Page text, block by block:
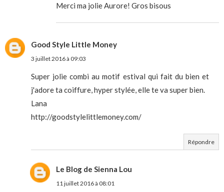
Merci ma jolie Aurore! Gros bisous
Good Style Little Money
3 juillet 2016 à 09:03
Super jolie combi au motif estival qui fait du bien et
j'adore ta coiffure, hyper stylée, elle te va super bien.
Lana
http://goodstylelittlemoney.com/
Répondre
Le Blog de Sienna Lou
11 juillet 2016 à 08:01